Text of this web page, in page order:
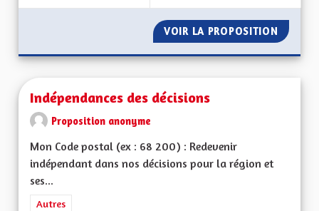
VOIR LA PROPOSITION
Indépendances des décisions
Proposition anonyme
Mon Code postal (ex : 68 200) : Redevenir
indépendant dans nos décisions pour la région et
ses...
Filtrer les résultats de la catégorie : Autres
Autres